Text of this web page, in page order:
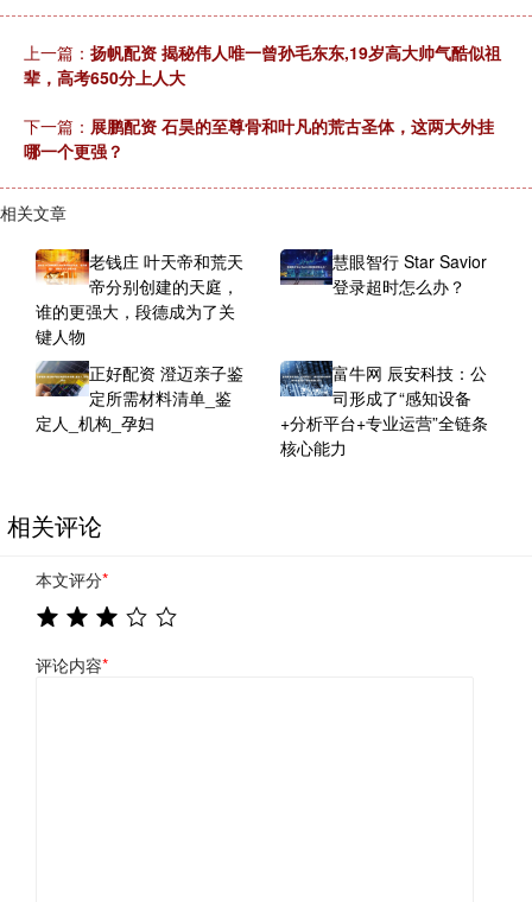
上一篇： 扬帆配资 揭秘伟人唯一曾孙毛东东,19岁高大帅气酷似祖
辈，高考650分上人大
下一篇： 展鹏配资 石昊的至尊骨和叶凡的荒古圣体，这两大外挂
哪一个更强？
相关文章
老钱庄 叶天帝和荒天
帝分别创建的天庭，
谁的更强大，段德成为了关
键人物
慧眼智行 Star Savior
登录超时怎么办？
正好配资 澄迈亲子鉴
定所需材料清单_鉴
定人_机构_孕妇
富牛网 辰安科技：公
司形成了“感知设备
+分析平台+专业运营”全链条
核心能力
相关评论
本文评分*
评论内容*